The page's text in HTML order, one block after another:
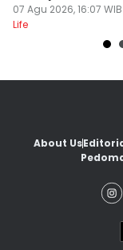
Lebih Ekstra!
07 Agu 2026, 16:07 WIB
Life
About Us